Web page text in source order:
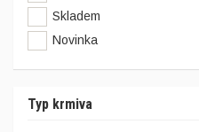
Skladem
Novinka
Typ krmiva